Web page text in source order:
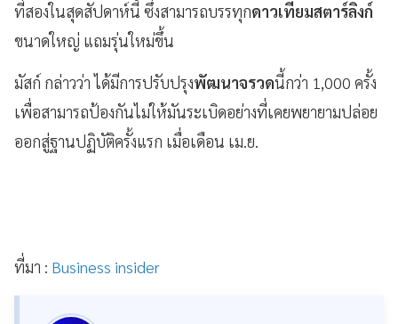
ที่สองในสุดสัปดาห์นี้ ซึ่งสามารถบรรทุกดาวเทียมสตาร์ลิงก์
ขนาดใหญ่ แถมรุ่นใหม่ขึ้น
มัสก์ กล่าวว่า ได้มีการปรับปรุงพัฒนาจรวดนี้กว่า 1,000 ครั้ง
เพื่อสามารถป้องกันไม่ให้มันระเบิดอย่างที่เคยพยายามปล่อย
ออกสู่ฐานปฏิบัติครั้งแรก เมื่อเดือน เม.ย.
ที่มา : Business insider